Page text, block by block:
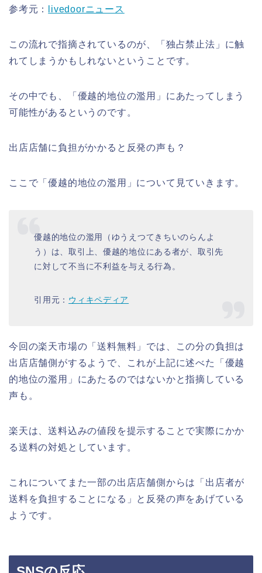
参考元： livedoorニュース
この流れで指摘されているのが、「独占禁止法」に触
れてしまうかもしれないということです。
その中でも、「優越的地位の濫用」にあたってしまう
可能性があるというのです。
出店店舗に負担がかかると反発の声も？
ここで「優越的地位の濫用」について見ていきます。
優越的地位の濫用（ゆうえつてきちいのらんよ
う）は、取引上、優越的地位にある者が、取引先
に対して不当に不利益を与える行為。
引用元： ウィキペディア
今回の楽天市場の「送料無料」では、この分の負担は
出店店舗側がするようで、これが上記に述べた「優越
的地位の濫用」にあたるのではないかと指摘している
声も。
楽天は、送料込みの値段を提示することで実際にかか
る送料の対処としています。
これについてまた一部の出店店舗側からは「出店者が
送料を負担することになる」と反発の声をあげている
ようです。